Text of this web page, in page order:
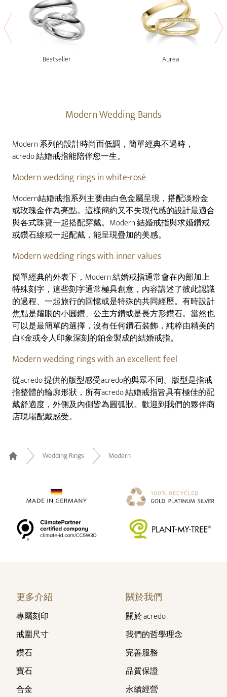
Bestseller Aurea
Modern Wedding Bands
Modern 系列的設計時尚而低調，簡單經典不過時，
acredo 結婚戒指能陪伴您一生。
Modern wedding rings in white-rosé
Modern結婚戒指系列主要由白色金屬呈現，搭配淡粉金
或玫瑰金作為亮點。這樣簡約又不失現代感的設計最適合
與各式珠寶一起搭配穿戴。Modern 結婚戒指與求婚鑽戒
或鑽石線戒一起配戴，能呈現疊加的美感。
Modern wedding rings with inner values
簡單經典的外表下，Modern 結婚戒指通常會在內部加上
特殊刻字，這些刻字通常極具創意，內容講述了彼此認識
的過程、一起旅行的回憶或是特殊的共同經歷。有時設計
焦點是耀眼的小圓鑽、公主方鑽或是長方形鑽石。當然也
可以是最簡單的選擇，沒有任何鑽石裝飾，純粹由精美的
白K金或令人印象深刻的鉑金製成的結婚戒指。
Modern wedding rings with an excellent feel
從acredo 提供的版型感受acredo的與眾不同。版型是指戒
指整體的輪廓形狀，所有acredo 結婚戒指皆具有極佳的配
戴舒適度，外側及內側皆為圓弧狀。歡迎到我們的夥伴商
店現場配戴感受。
Home
Wedding Rings Modern
更多介紹
專屬刻印
戒圍尺寸
鑽石
寶石
合金
關於我們
關於 acredo
我們的哲學理念
完善服務
品質保證
永續經營